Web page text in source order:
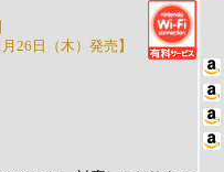
26日（木）発売】